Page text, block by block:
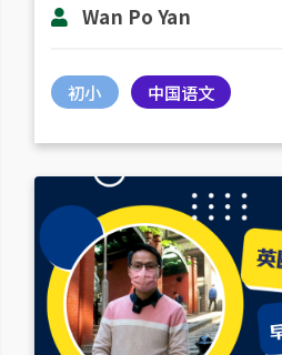
Wan Po Yan
初小 中国语文